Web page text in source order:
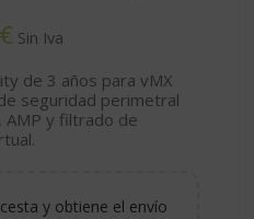
€
de 3 años para vMX
seguridad perimetral
AMP y filtrado de
y obtiene el envío